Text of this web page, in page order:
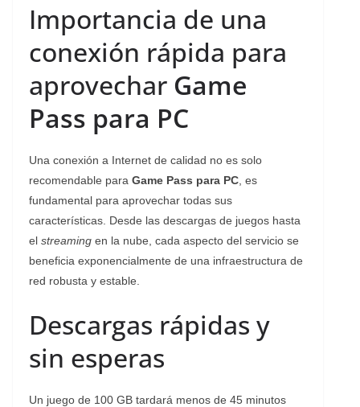
Importancia de una
conexión rápida para
aprovechar Game
Pass para PC
Una conexión a Internet de calidad no es solo
recomendable para Game Pass para PC , es
fundamental para aprovechar todas sus
características. Desde las descargas de juegos hasta
el streaming en la nube, cada aspecto del servicio se
beneficia exponencialmente de una infraestructura de
red robusta y estable.
Descargas rápidas y
sin esperas
Un juego de 100 GB tardará menos de 45 minutos